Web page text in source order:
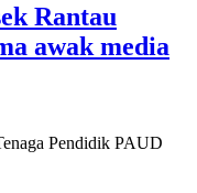
Rantau
awak media